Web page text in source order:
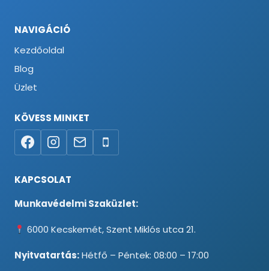
NAVIGÁCIÓ
Kezdőoldal
Blog
Üzlet
KÖVESS MINKET
KAPCSOLAT
Munkavédelmi Szaküzlet:
6000 Kecskemét, Szent Miklós utca 21.
Nyitvatartás:Hétfő – Péntek: 08:00 – 17:00